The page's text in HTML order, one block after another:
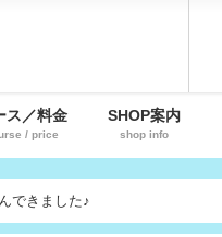
ス／料金
/ price
SHOP案内
shop info
できました♪